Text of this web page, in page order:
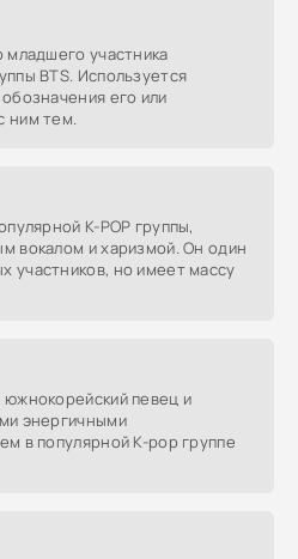
младшего участника
BTS. Используется
его или
ним тем.
K-POP группы,
вокалом и харизмой. Он один
участников, но имеет массу
певец и
энергичными
в популярной K-pop группе